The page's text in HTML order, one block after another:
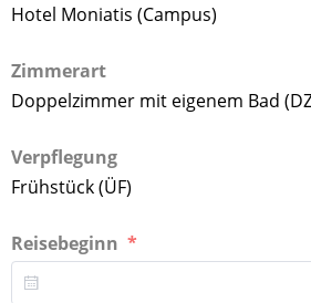
Hotel Moniatis (Campus)
Zimmerart
Doppelzimmer mit eigenem Bad
Verpflegung
Frühstück (ÜF)
Reisebeginn